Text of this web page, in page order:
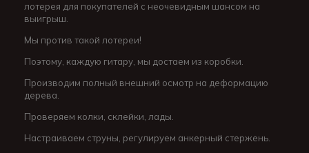
лотерея для покупателей с неочевидным шансом на
выигрыш.
Мы против такой лотереи!
Поэтому, каждую гитару, мы достаем из коробки.
Производим полный внешний осмотр на деформацию
дерева.
Проверяем колки, склейки, лады.
Настраиваем струны, регулируем анкерный стержень.